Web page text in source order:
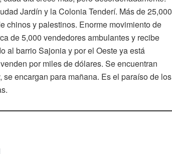
Jardín y la Colonia Tenderí. Más de 25,000
chinos y palestinos. Enorme movimiento de
de 5,000 vendedores ambulantes y recibe
al barrio Sajonia y por el Oeste ya está
por miles de dólares. Se encuentran
encargan para mañana. Es el paraíso de los